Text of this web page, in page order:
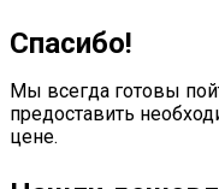
Спасибо!
Мы всегда готовы
предоставить
цене.